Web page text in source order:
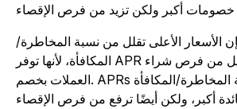
الأعلى تقلل من نسبة المخاطرة/
المكافأة، لأنها توفر APR أعلى ولكن تقلل من فرص شراء
العملات بخصم. APRs الأعلى تزيد في نسبة المخاطرة/المكافأة